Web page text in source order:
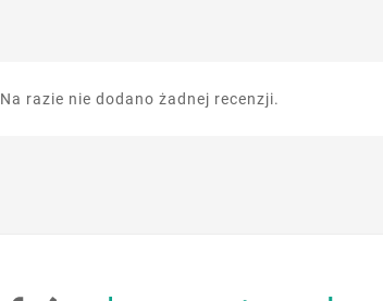
Na razie nie dodano żadnej recenzji.